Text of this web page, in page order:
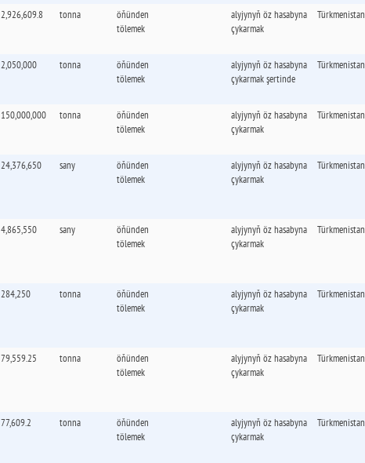
2,926,609.8 tonna
öňünden
tölemek
alyjynyň öz hasabyna
çykarmak
Türkmenistan
2,050,000 tonna
öňünden
tölemek
alyjynyň öz hasabyna
çykarmak şertinde
Türkmenistan
150,000,000 tonna
öňünden
tölemek
alyjynyň öz hasabyna
çykarmak
Türkmenistan
24,376,650 sany
öňünden
tölemek
alyjynyň öz hasabyna
çykarmak
Türkmenistan
4,865,550 sany
öňünden
tölemek
alyjynyň öz hasabyna
çykarmak
Türkmenistan
284,250 tonna
öňünden
tölemek
alyjynyň öz hasabyna
çykarmak
Türkmenistan
79,559.25 tonna
öňünden
tölemek
alyjynyň öz hasabyna
çykarmak
Türkmenistan
77,609.2 tonna
öňünden
tölemek
alyjynyň öz hasabyna
çykarmak
Türkmenistan